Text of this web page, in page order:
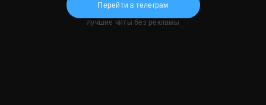
Перейти в телеграм
лучшие читы без рекламы